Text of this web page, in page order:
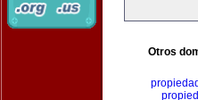
Otros